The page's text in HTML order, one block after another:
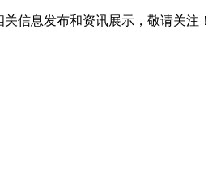
信息发布和资讯展示，敬请关注！